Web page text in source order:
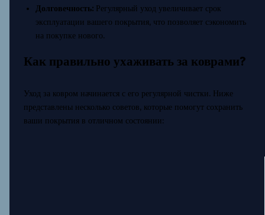
Долговечность:Регулярный уход увеличивает срок
эксплуатации вашего покрытия, что позволяет сэкономить
на покупке нового.
Как правильно ухаживать за коврами?
Уход за ковром начинается с его регулярной чистки. Ниже
представлены несколько советов, которые помогут сохранить
ваши покрытия в отличном состоянии: